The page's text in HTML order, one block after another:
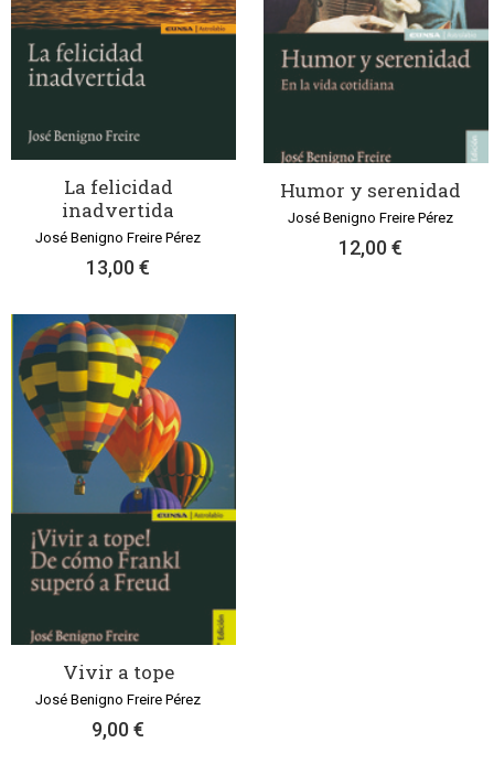
La felicidad
inadvertida
José Benigno Freire Pérez
13,00 €
Humor y serenidad
José Benigno Freire Pérez
12,00 €
Vivir a tope
José Benigno Freire Pérez
9,00 €